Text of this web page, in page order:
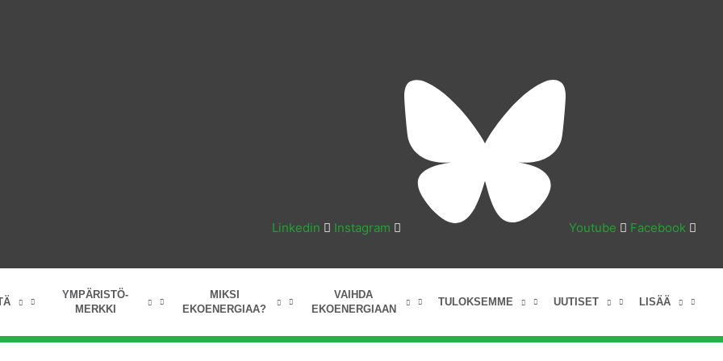
Linkedin Instagram Youtube Facebook
YMPÄRISTÖ-
MERKKI
MIKSI
EKOENERGIAA?
VAIHDA
EKOENERGIAAN
TULOKSEMME UUTISET LISÄÄ